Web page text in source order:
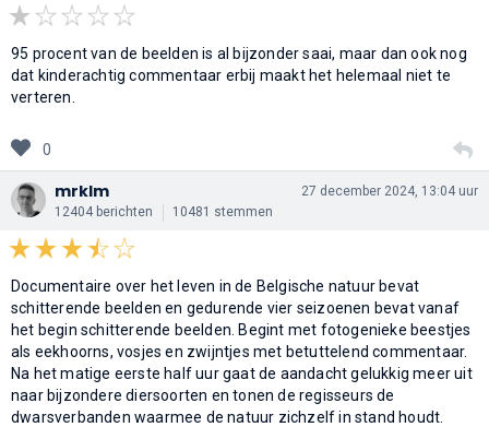
95 procent van de beelden is al bijzonder saai, maar dan ook nog
dat kinderachtig commentaar erbij maakt het helemaal niet te
verteren.
0
mrklm
12404 berichten 10481 stemmen
27 december 2024, 13:04 uur
Documentaire over het leven in de Belgische natuur bevat
schitterende beelden en gedurende vier seizoenen bevat vanaf
het begin schitterende beelden. Begint met fotogenieke beestjes
als eekhoorns, vosjes en zwijntjes met betuttelend commentaar.
Na het matige eerste half uur gaat de aandacht gelukkig meer uit
naar bijzondere diersoorten en tonen de regisseurs de
dwarsverbanden waarmee de natuur zichzelf in stand houdt.